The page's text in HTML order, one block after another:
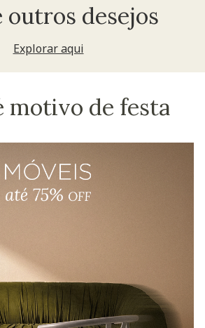
outros desejos
Explorar aqui
motivo de festa